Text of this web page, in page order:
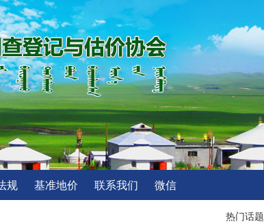
规 基准地价 联系我们 微信
热门话题